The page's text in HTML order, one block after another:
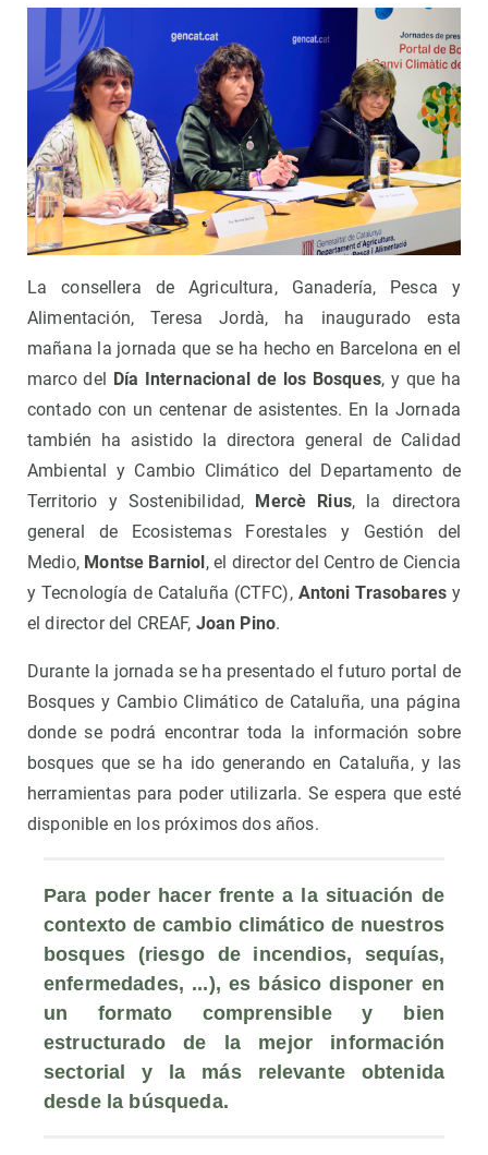
La consellera de Agricultura, Ganadería, Pesca y
Alimentación, Teresa Jordà, ha inaugurado esta
mañana la jornada que se ha hecho en Barcelona en el
marco del Día Internacional de los Bosques, y que ha
contado con un centenar de asistentes. En la Jornada
también ha asistido la directora general de Calidad
Ambiental y Cambio Climático del Departamento de
Territorio y Sostenibilidad, Mercè Rius, la directora
general de Ecosistemas Forestales y Gestión del
Medio, Montse Barniol, el director del Centro de Ciencia
y Tecnología de Cataluña (CTFC), Antoni Trasobares y
el director del CREAF, Joan Pino.
Durante la jornada se ha presentado el futuro portal de
Bosques y Cambio Climático de Cataluña, una página
donde se podrá encontrar toda la información sobre
bosques que se ha ido generando en Cataluña, y las
herramientas para poder utilizarla. Se espera que esté
disponible en los próximos dos años.
Para poder hacer frente a la situación de
contexto de cambio climático de nuestros
bosques (riesgo de incendios, sequías,
enfermedades, ...), es básico disponer en
un formato comprensible y bien
estructurado de la mejor información
sectorial y la más relevante obtenida
desde la búsqueda.